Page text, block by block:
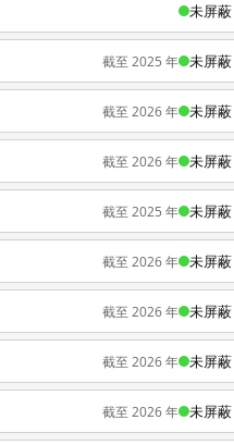
未屏蔽
截至 2025 年 未屏蔽
截至 2026 年 未屏蔽
截至 2026 年 未屏蔽
截至 2025 年 未屏蔽
截至 2026 年 未屏蔽
截至 2026 年 未屏蔽
截至 2026 年 未屏蔽
截至 2026 年 未屏蔽